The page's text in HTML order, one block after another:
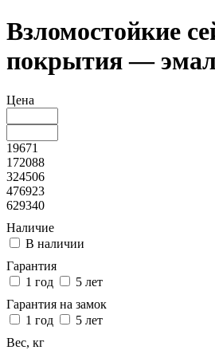
Взломостойкие
покрытия —
Цена
19671
172088
324506
476923
629340
Наличие
В наличии
Гарантия
1 год
5 лет
Гарантия на замок
1 год
5 лет
Вес, кг